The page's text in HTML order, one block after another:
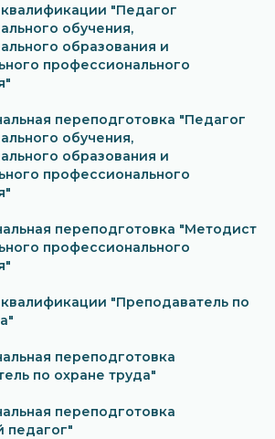
"Педагог
обучения,
образования и
профессионального
переподготовка "Педагог
обучения,
образования и
профессионального
переподготовка "Методист
профессионального
"Преподаватель по
переподготовка
по охране труда"
переподготовка
педагог"